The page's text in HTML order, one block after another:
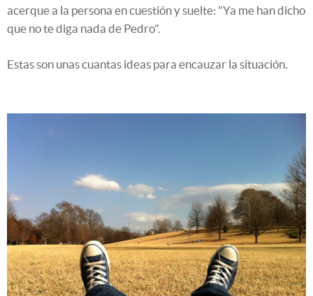
acerque a la persona en cuestión y suelte: "Ya me han dicho
que no te diga nada de Pedro".
Estas son unas cuantas ideas para encauzar la situación.